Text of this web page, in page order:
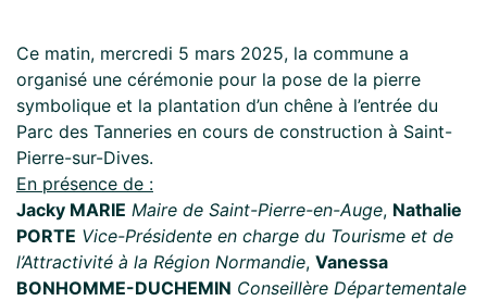
Ce matin, mercredi 5 mars 2025, la commune a
organisé une cérémonie pour la pose de la pierre
symbolique et la plantation d’un chêne à l’entrée du
Parc des Tanneries en cours de construction à Saint-
Pierre-sur-Dives.
En présence de :
Jacky MARIE Maire de Saint-Pierre-en-Auge, Nathalie
PORTE Vice-Présidente en charge du Tourisme et de
l’Attractivité à la Région Normandie, Vanessa
BONHOMME-DUCHEMIN Conseillère Départementale